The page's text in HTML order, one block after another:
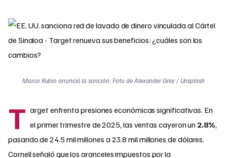
Marco Rubio anunció la sanción. Foto de Alexander Grey / Unsplash
T arget enfrenta presiones económicas significativas. En
el primer trimestre de 2025, las ventas cayeron un 2.8%,
pasando de 24.5 mil millones a 23.8 mil millones de dólares.
Cornell señaló que los aranceles impuestos por la